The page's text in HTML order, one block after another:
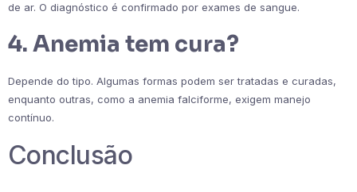
de ar. O diagnóstico é confirmado por exames de sangue.
4. Anemia tem cura?
Depende do tipo. Algumas formas podem ser tratadas e curadas,
enquanto outras, como a anemia falciforme, exigem manejo
contínuo.
Conclusão